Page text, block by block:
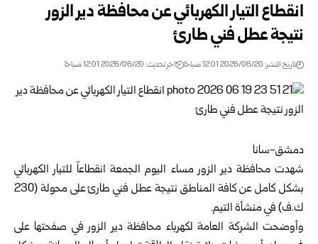
انقطاع التيار الكهربائي عن محافظة دير الزور
نتيجة عطل فني طارئ
تاريخ النشر: 2026/06/20 12:01 صباحًا اخر تحديث: 2026/06/20 12:01 صباحًا
دمشق-سانا
شهدت محافظة دير الزور مساء اليوم الجمعة انقطاعاً للتيار الكهربائي
بشكل كامل عن كافة المناطق نتيجة عطل فني طارئ على محولة (230
ك.ف) في منشأة التيم.
وأوضحت الشركة العامة لكهرباء محافظة دير الزورفي صفحتها على